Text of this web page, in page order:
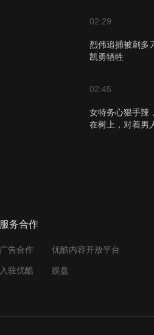
02:29
烈伟追捕被刺多
凯勇牺牲
02:45
女特务心狠手辣
在树上，对着男
蒙面女特务秘密
绝地刀锋：解放
服务合作
广告合作 优酷内容开放平台
入驻优酷 娱盘